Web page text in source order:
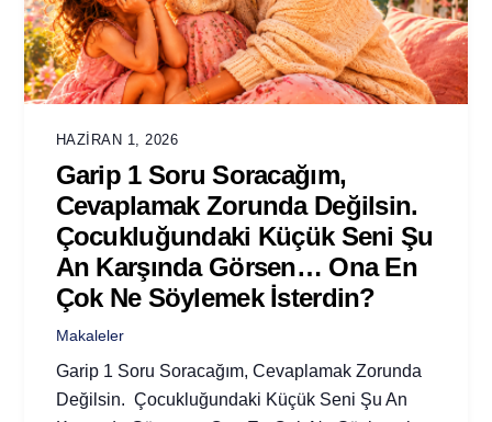
HAZIRAN 1, 2026
Garip 1 Soru Soracağım,
Cevaplamak Zorunda Değilsin.
Çocukluğundaki Küçük Seni Şu
An Karşında Görsen… Ona En
Çok Ne Söylemek İsterdin?
Makaleler
Garip 1 Soru Soracağım, Cevaplamak Zorunda
Değilsin. Çocukluğundaki Küçük Seni Şu An